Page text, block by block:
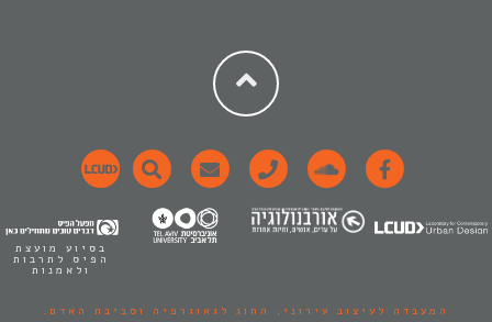
בסיוע מועצת
הפיס לתרבות
ולאמנות
המעבדה לעיצוב עירוני,
החוג לגאוגרפיה וסביבת האדם.